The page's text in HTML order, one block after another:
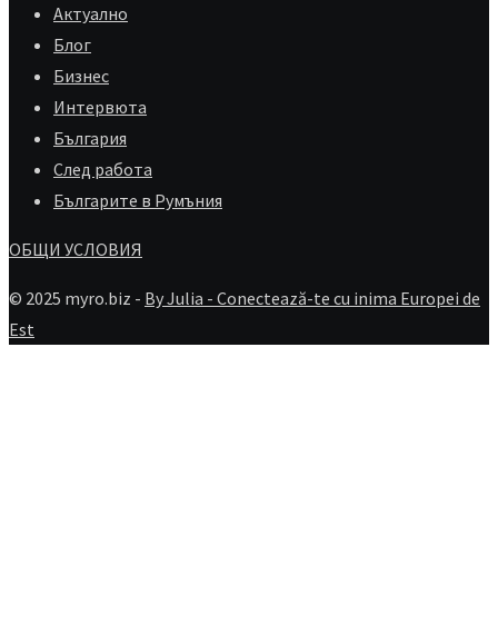
Aктуално
Блог
Бизнес
Интервюта
България
След работа
Българите в Румъния
ОБЩИ УСЛОВИЯ
© 2025 myro.biz - By Julia - Conectează-te cu inima Europei de
Est